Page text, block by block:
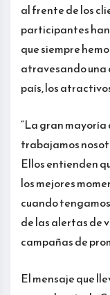
al frente de los
participantes han
que siempre
atravesando una
país, los
“La gran mayoría
trabajamos
Ellos entienden
los mejores
cuando
de las alertas de
campañas de
El mensaje que